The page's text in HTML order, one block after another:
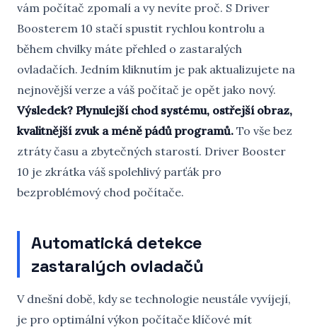
vám počítač zpomalí a vy nevíte proč. S Driver
Boosterem 10 stačí spustit rychlou kontrolu a
během chvilky máte přehled o zastaralých
ovladačích. Jedním kliknutím je pak aktualizujete na
nejnovější verze a váš počítač je opět jako nový.
Výsledek? Plynulejší chod systému, ostřejší obraz,
kvalitnější zvuk a méně pádů programů. To vše bez
ztráty času a zbytečných starostí. Driver Booster
10 je zkrátka váš spolehlivý parťák pro
bezproblémový chod počítače.
Automatická detekce
zastaralých ovladačů
V dnešní době, kdy se technologie neustále vyvíjejí,
je pro optimální výkon počítače klíčové mít